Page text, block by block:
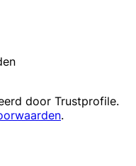
door Trustprofile.
.